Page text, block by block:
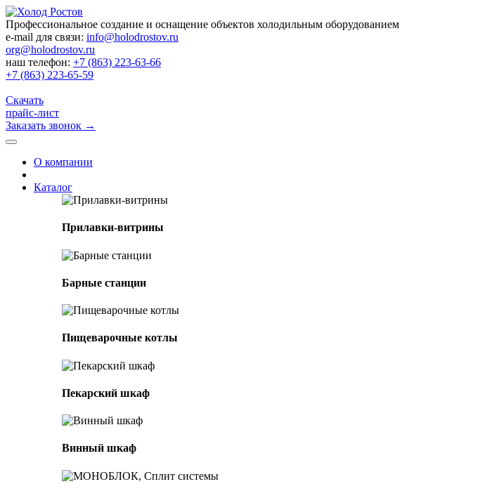
Профессиональное создание и оснащение объектов холодильным оборудованием
e-mail для связи: info@holodrostov.ru
org@holodrostov.ru
наш телефон: +7 (863) 223-63-66
+7 (863) 223-65-59
Скачать
прайс-лист
Заказать звонок →
О компании
Каталог
Прилавки-витрины
Барные станции
Пищеварочные котлы
Пекарский шкаф
Винный шкаф